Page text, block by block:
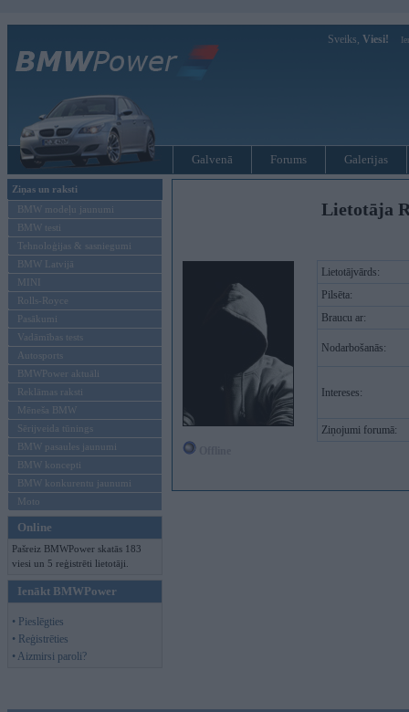
Sveiks, Viesi!
Galvenā Forums Galerijas
Ziņas un raksti
BMW modeļu jaunumi
BMW testi
Tehnoloģijas & sasniegumi
BMW Latvijā
MINI
Rolls-Royce
Pasākumi
Vadāmības tests
Autosports
BMWPower aktuāli
Reklāmas raksti
Mēneša BMW
Sērijveida tūnings
BMW pasaules jaunumi
BMW koncepti
BMW konkurentu jaunumi
Moto
Online
Pašreiz BMWPower skatās 183
viesi un 5 reģistrēti lietotāji.
Ienākt BMWPower
• Pieslēgties
• Reģistrēties
• Aizmirsi paroli?
Lietotāja
Lietotājvārds:
Pilsēta:
Braucu ar:
Nodarbošanās:
Intereses:
Ziņojumi forumā: